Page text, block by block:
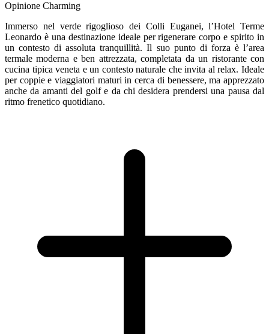
Opinione Charming
Immerso nel verde rigoglioso dei Colli Euganei, l’Hotel Terme
Leonardo è una destinazione ideale per rigenerare corpo e spirito in
un contesto di assoluta tranquillità. Il suo punto di forza è l’area
termale moderna e ben attrezzata, completata da un ristorante con
cucina tipica veneta e un contesto naturale che invita al relax. Ideale
per coppie e viaggiatori maturi in cerca di benessere, ma apprezzato
anche da amanti del golf e da chi desidera prendersi una pausa dal
ritmo frenetico quotidiano.